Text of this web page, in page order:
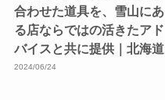
合わせた道具を、雪山にあ
る店ならではの活きたアド
バイスと共に提供｜北海道
2024/06/24